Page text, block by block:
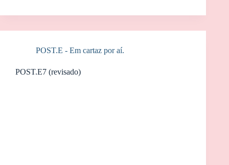
POST.E - Em cartaz por aí.
POST.E7 (revisado)